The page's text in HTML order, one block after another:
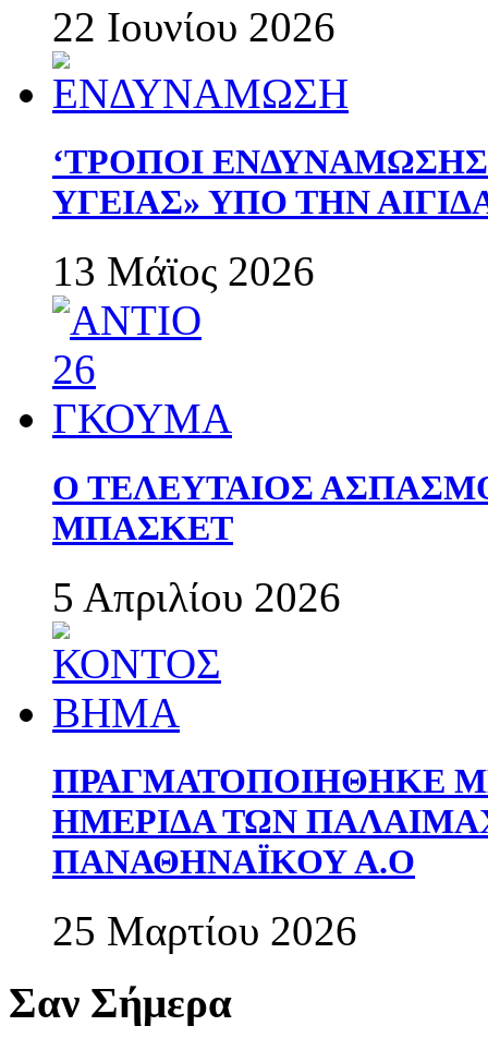
22 Ιουνίου 2026
‘ΤΡΟΠΟΙ
ΥΓΕΙΑΣ» ΥΠΟ ΤΗΝ
13 Μάϊος 2026
Ο ΤΕΛΕΥΤΑΙΟΣ
ΜΠΑΣΚΕΤ
5 Απριλίου 2026
ΠΡΑΓΜΑΤΟΠΟΙΗΘΗΚΕ
ΗΜΕΡΙΔΑ ΤΩΝ
ΠΑΝΑΘΗΝΑΪΚΟΥ Α.Ο
25 Μαρτίου 2026
Σαν Σήμερα